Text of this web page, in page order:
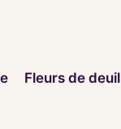
Fleurs de deuil